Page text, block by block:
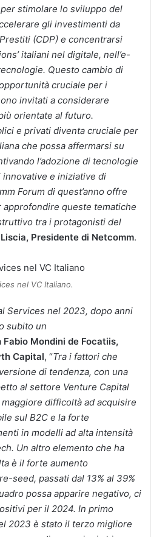
stimolare lo sviluppo del
gli investimenti da
(CDP) e concentrarsi
italiani nel digitale, nell’e-
Questo cambio di
cruciale per i
invitati a considerare
orientate al futuro.
e privati diventa cruciale per
che possa affermarsi su
l’adozione di tecnologie
e iniziative di
Forum di quest’anno offre
approfondire queste tematiche
tra i protagonisti del
Presidente di Netcomm.
nel VC Italiano.
Services nel 2023, dopo anni
subito un
Fabio Mondini de Focatiis,
Capital, “Tra i fattori che
di tendenza, con una
al settore Venture Capital
difficoltà ad acquisire
sul B2C e la forte
in modelli ad alta intensità
Un altro elemento che ha
è il forte aumento
seed, passati dal 13% al 39%
possa apparire negativo, ci
per il 2024. In primo
2023 è stato il terzo migliore